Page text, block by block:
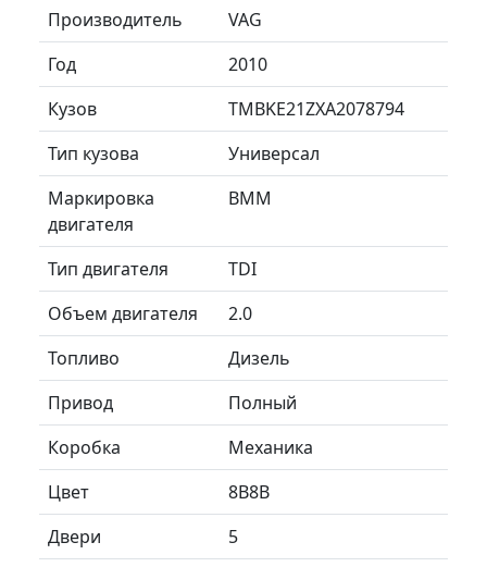
Производитель
VAG
Год
2010
Кузов
TMBKE21ZXA2078794
Тип кузова
Универсал
Маркировка
двигателя
BMM
Тип двигателя
TDI
Объем двигателя
2.0
Топливо
Дизель
Привод
Полный
Коробка
Механика
Цвет
8B8B
Двери
5